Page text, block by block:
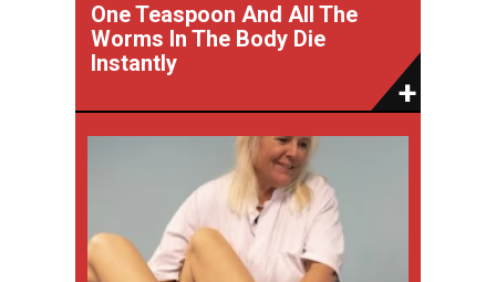
One Teaspoon And All The
Worms In The Body Die
Instantly